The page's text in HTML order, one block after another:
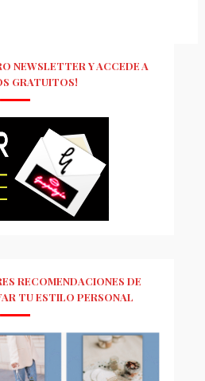
NEWSLETTER Y ACCEDE A
GRATUITOS!
RECOMENDACIONES DE
TU ESTILO PERSONAL